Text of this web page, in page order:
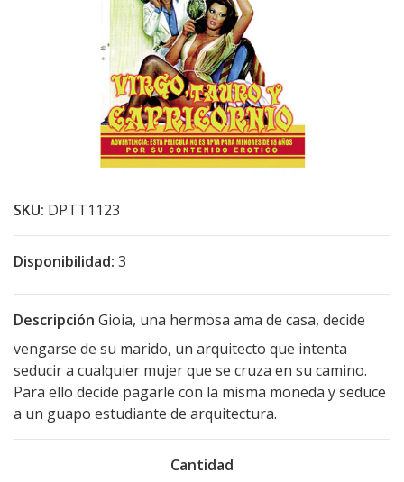
SKU: DPTT1123
Disponibilidad: 3
Descripción Gioia, una hermosa ama de casa, decide
vengarse de su marido, un arquitecto que intenta
seducir a cualquier mujer que se cruza en su camino.
Para ello decide pagarle con la misma moneda y seduce
a un guapo estudiante de arquitectura.
Cantidad